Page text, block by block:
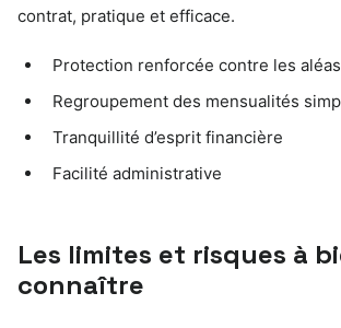
contrat, pratique et efficace.
Protection renforcée contre les aléas
Regroupement des mensualités
Tranquillité d’esprit financière
Facilité administrative
Les limites et risques à
connaître